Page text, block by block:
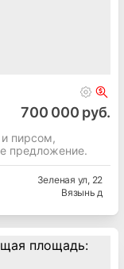
700 000 руб.
пирсом,
предложение.
Зеленая ул, 22
Вязынь д